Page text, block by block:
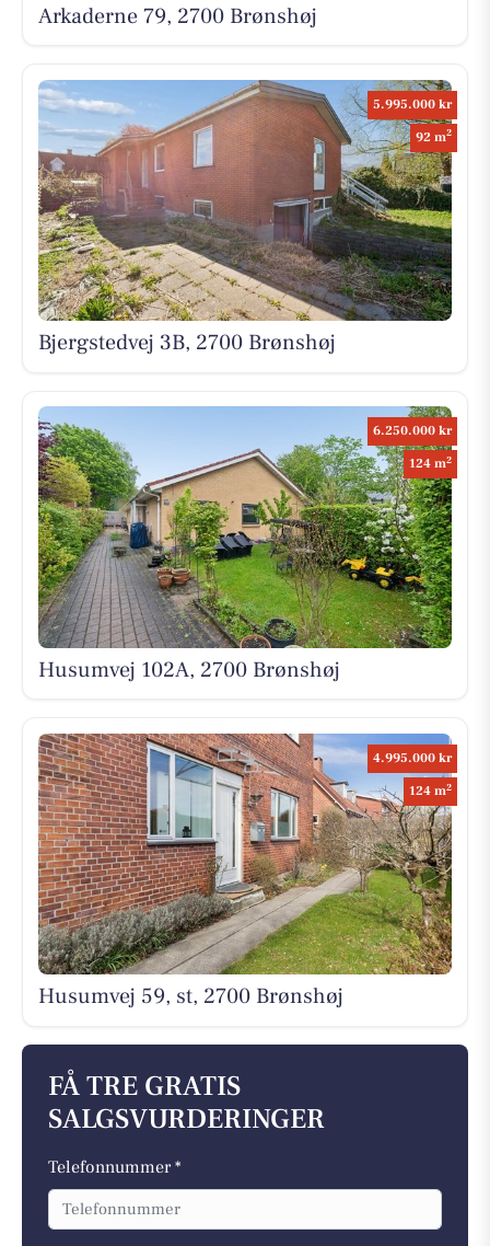
Arkaderne 79, 2700 Brønshøj
5.995.000 kr
92 m2
Bjergstedvej 3B, 2700 Brønshøj
6.250.000 kr
124 m2
Husumvej 102A, 2700 Brønshøj
4.995.000 kr
124 m2
Husumvej 59, st, 2700 Brønshøj
FÅ TRE GRATIS
SALGSVURDERINGER
Telefonnummer *